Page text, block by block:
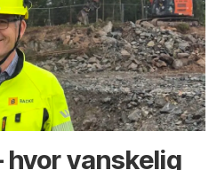
hvor vanskelig